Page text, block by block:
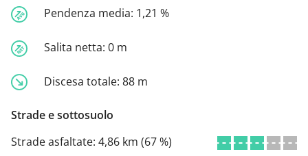
Pendenza media: 1,21 %
Salita netta: 0 m
Discesa totale: 88 m
Strade e sottosuolo
Strade asfaltate: 4,86 km (67 %)